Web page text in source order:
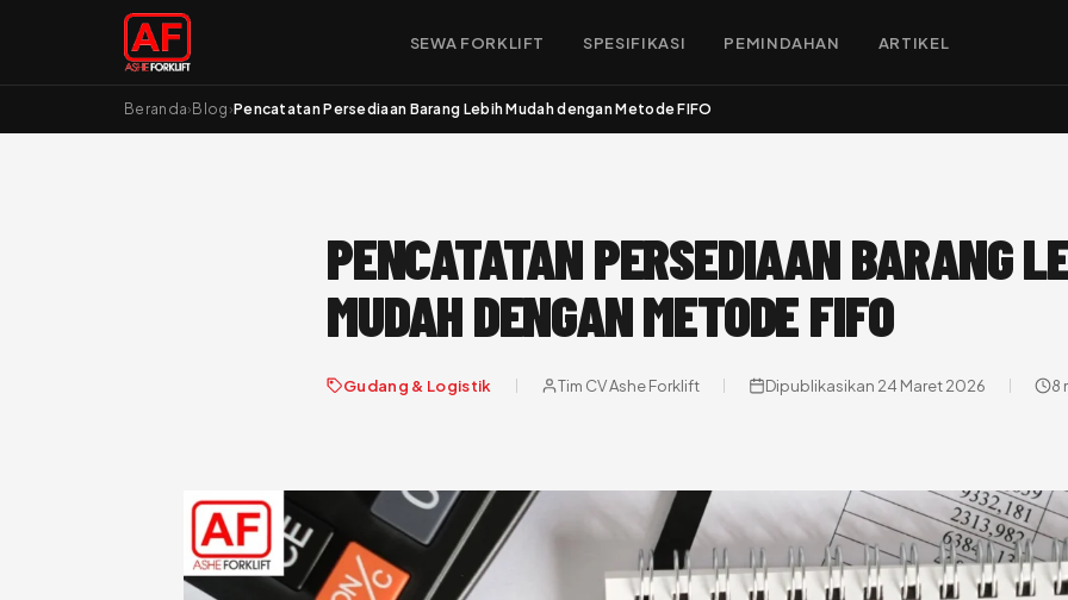
SEWA FORKLIFT SPESIFIKASI PEMINDAHAN ARTIKEL
Beranda› Blog ›Pencatatan Persediaan Barang Lebih Mudah dengan Metode FIFO
PENCATATAN PERSEDIAAN BARANG
MUDAH DENGAN METODE FIFO
Gudang & Logistik Tim CV Ashe Forklift Dipublikasikan 24 Maret 2026 8